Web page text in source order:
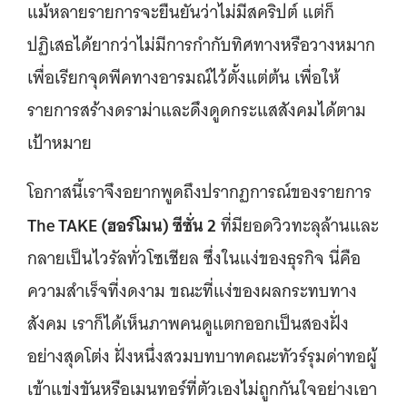
แม้หลายรายการจะยืนยันว่าไม่มีสคริปต์ แต่ก็
ปฏิเสธได้ยากว่าไม่มีการกำกับทิศทางหรือวางหมาก
เพื่อเรียกจุดพีคทางอารมณ์ไว้ตั้งแต่ต้น เพื่อให้
รายการสร้างดราม่าและดึงดูดกระแสสังคมได้ตาม
เป้าหมาย
โอกาสนี้เราจึงอยากพูดถึงปรากฏการณ์ของรายการ
The TAKE (ฮอร์โมน) ซีซั่น 2ที่มียอดวิวทะลุล้านและ
กลายเป็นไวรัลทั่วโซเชียล ซึ่งในแง่ของธุรกิจ นี่คือ
ความสำเร็จที่งดงาม ขณะที่แง่ของผลกระทบทาง
สังคม เราก็ได้เห็นภาพคนดูแตกออกเป็นสองฝั่ง
อย่างสุดโต่ง ฝั่งหนึ่งสวมบทบาทคณะทัวร์รุมด่าทอผู้
เข้าแข่งขันหรือเมนทอร์ที่ตัวเองไม่ถูกกันใจอย่างเอา